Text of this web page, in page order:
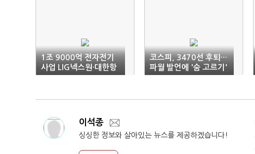
1조 9000억 전자전기
사업 LIG넥스원·대한항
공 쪽으로 기울어
코스피, 3470선 후퇴…
파월 발언에 '숨 고르기'
이석종
싱싱한 정보와 살아있는 뉴스를 제공하겠습니다!